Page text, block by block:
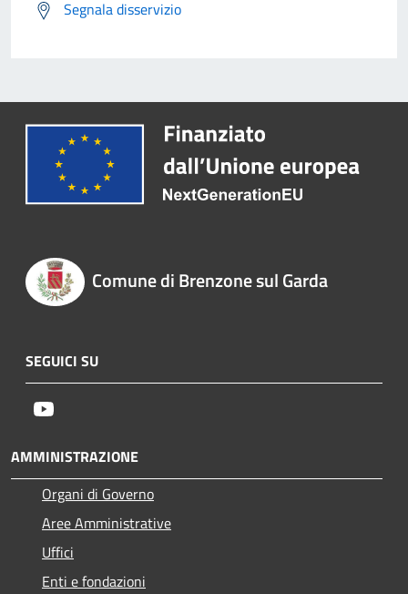
Segnala disservizio
Comune di Brenzone sul Garda
SEGUICI SU
AMMINISTRAZIONE
Organi di Governo
Aree Amministrative
Uffici
Enti e fondazioni